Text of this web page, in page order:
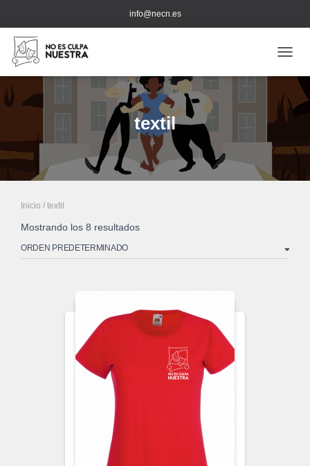
info@necn.es
textil
Inicio / textil
Mostrando los 8 resultados